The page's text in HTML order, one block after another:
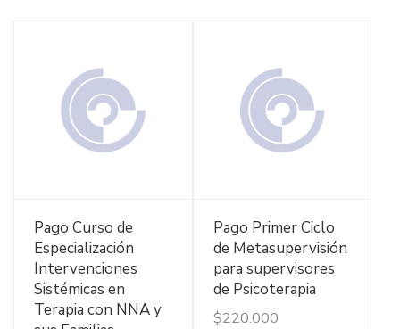
Ver Detalles
Pago Curso de
Especialización
Intervenciones
Sistémicas en
Terapia con NNA y
Ver Detalles
Pago Primer Ciclo
de Metasupervisión
para supervisores
de Psicoterapia
$220.000